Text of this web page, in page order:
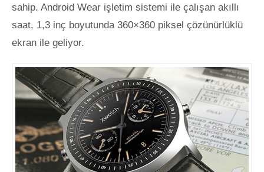
sahip. Android Wear işletim sistemi ile çalışan akıllı
saat, 1,3 inç boyutunda360×360 piksel çözünürlüklü
ekran ile geliyor.